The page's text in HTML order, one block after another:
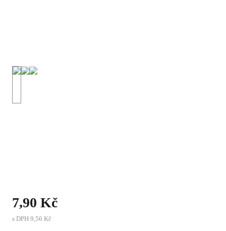
7,90 Kč
s DPH 9,56 Kč